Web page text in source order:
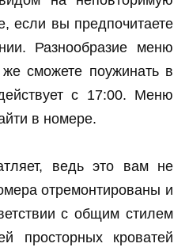
если вы предпочитаете
Разнообразие меню
сможете поужинать в
с 17:00. Меню
в номере.
ведь это вам не
отремонтированы и
с общим стилем
просторных кроватей